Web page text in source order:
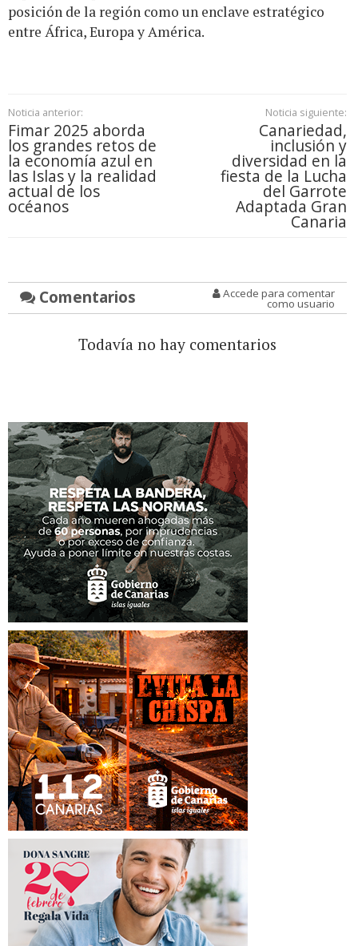
posición de la región como un enclave estratégico
entre África, Europa y América.
Noticia anterior:
Fimar 2025 aborda
los grandes retos de
la economía azul en
las Islas y la realidad
actual de los
océanos
Noticia siguiente:
Canariedad,
inclusión y
diversidad en la
fiesta de la Lucha
del Garrote
Adaptada Gran
Canaria
Comentarios Accede para comentar
como usuario
Todavía no hay comentarios